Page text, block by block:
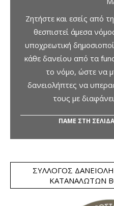
Ζητήστε και εσείς από
θεσπιστεί άμεσα
υποχρεωτική
κάθε δανείου από τα
το νόμο, ώστε να
δανειολήπτες να
τους με
ΠΑΜΕ ΣΤΗ
ΣΎΛΛΟΓΟΣ
ΚΑΤΑΝΑΛΩΤΏΝ